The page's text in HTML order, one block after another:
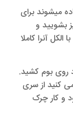
میشوند برای
بشویید و
آنرا کاملا
روی بوم کشید.
کنید از سری
و کار چرک